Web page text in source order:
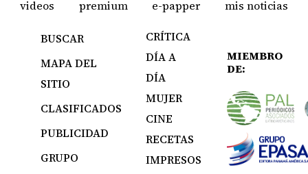
videos premium e-papper mis noticias
BUSCAR
MAPA DEL
SITIO
CLASIFICADOS
PUBLICIDAD
GRUPO
CRÍTICA
DÍA A
DÍA
MUJER
CINE
RECETAS
IMPRESOS
MIEMBRO
DE: